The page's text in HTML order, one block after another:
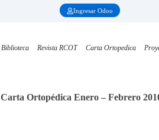
Ingresar Odoo
Biblioteca Revista RCOT Carta Ortopedica
Carta Ortopédica Enero – Febrero